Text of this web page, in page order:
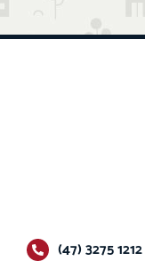
(47) 3275 1212